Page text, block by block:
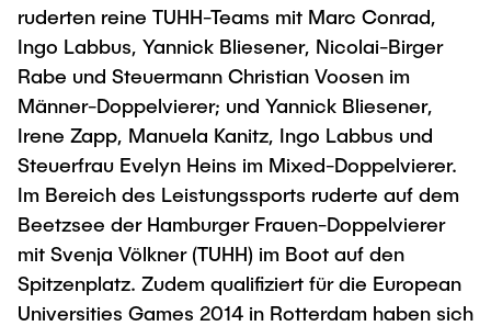
Institutes
Overview
ruderten reine TUHH-Teams mit Marc Conrad,
Ingo Labbus, Yannick Bliesener, Nicolai-Birger
Rabe und Steuermann Christian Voosen im
Männer-Doppelvierer; und Yannick Bliesener,
Irene Zapp, Manuela Kanitz, Ingo Labbus und
Steuerfrau Evelyn Heins im Mixed-Doppelvierer.
Im Bereich des Leistungssports ruderte auf dem
Beetzsee der Hamburger Frauen-Doppelvierer
mit Svenja Völkner (TUHH) im Boot auf den
Spitzenplatz. Zudem qualifiziert für die European
Universities Games 2014 in Rotterdam haben sich